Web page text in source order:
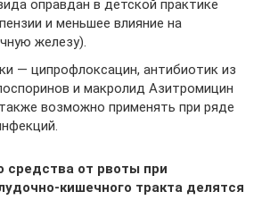
оправдан в детской практике
и меньшее влияние на
железу).
— ципрофлоксацин, антибиотик из
и макролид Азитромицин
возможно применять при ряде
средства от рвоты при
кишечного тракта делятся